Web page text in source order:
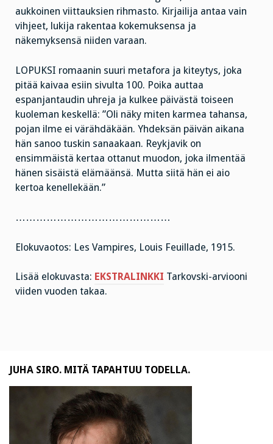
aukkoinen viittauksien rihmasto. Kirjailija antaa vain
vihjeet, lukija rakentaa kokemuksensa ja
näkemyksensä niiden varaan.
LOPUKSI romaanin suuri metafora ja kiteytys, joka
pitää kaivaa esiin sivulta 100. Poika auttaa
espanjantaudin uhreja ja kulkee päivästä toiseen
kuoleman keskellä: ”Oli näky miten karmea tahansa,
pojan ilme ei värähdäkään. Yhdeksän päivän aikana
hän sanoo tuskin sanaakaan. Reykjavik on
ensimmäistä kertaa ottanut muodon, joka ilmentää
hänen sisäistä elämäänsä. Mutta siitä hän ei aio
kertoa kenellekään.”
………………………………………
Elokuvaotos: Les Vampires, Louis Feuillade, 1915.
Lisää elokuvasta: EKSTRALINKKI Tarkovski-arviooni
viiden vuoden takaa.
JUHA SIRO. MITÄ TAPAHTUU TODELLA.